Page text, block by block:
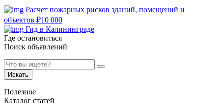
Расчет пожарных рисков зданий, помещений и
объектов ₽10 000
Гид в Калининграде
Где остановиться
Поиск объявлений
Искать
Полезное
Каталог статей